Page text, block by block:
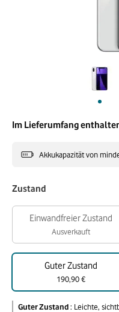
Im Lieferumfang
Akkukapazität von
Zustand
Einwandfreier Zustand
Ausverkauft
Guter Zustand
190,90 €
Guter Zustand: Leichte,